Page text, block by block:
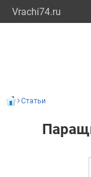
Vrachi74.ru
Статьи